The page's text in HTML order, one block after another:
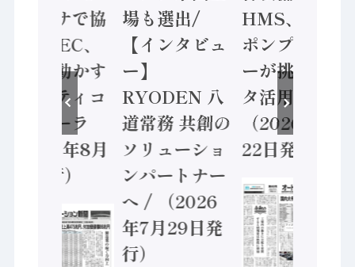
ンセンサで協
業 / IDEC、
安全に動かす
セーフティコ
ントローラ
（2026年8月
5日発行）
場も選出/
【インタビュ
ー】
RYODEN 八
道常務 共創の
ソリューショ
ンパートナー
へ / （2026
年7月29日発
行）
HMS、老舗
ポンプメーカ
ーが挑むデー
タ活用 など
（2026年7月
22日発行）